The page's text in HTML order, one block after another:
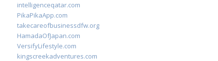
intelligenceqatar.com
PikaPikaApp.com
takecareofbusinessdfw.org
HamadaOfJapan.com
VersifyLifestyle.com
kingscreekadventures.com